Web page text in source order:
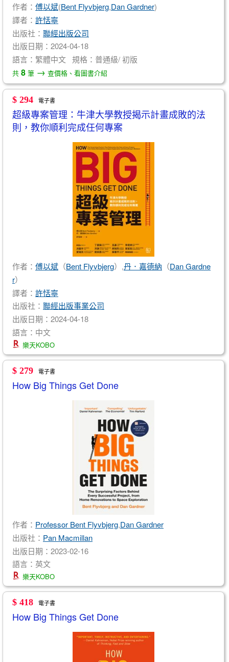
作者： 傅以斌(Bent Flyvbjerg,Dan Gardner)
譯者： 許恬寧
出版社： 聯經出版公司
出版日期：2024-04-18
語言：繁體中文 規格：普通級/ 初版
共 8 筆 → 查價格、看圖書介紹
$ 294 電子書
超級專案管理：牛津大學教授揭示計畫成敗的法
則，教你順利完成任何專案
作者： 傅以斌 （Bent Flyvbjerg）,丹．嘉德納 （Dan Gardne
r）
譯者： 許恬寧
出版社： 聯經出版事業公司
出版日期：2024-04-18
語言：中文
樂天KOBO
$ 279 電子書
How Big Things Get Done
作者： Professor Bent Flyvbjerg,Dan Gardner
出版社： Pan Macmillan
出版日期：2023-02-16
語言：英文
樂天KOBO
$ 418 電子書
How Big Things Get Done